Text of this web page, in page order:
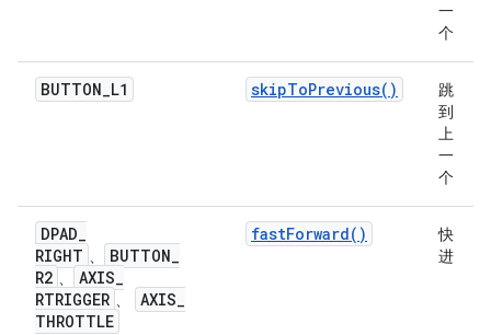
一
个
BUTTON_L1 skipToPrevious()
跳
到
上
一
个
DPAD_
RIGHT 、 BUTTON_
R2 、 AXIS_
RTRIGGER 、 AXIS_
THROTTLE
fastForward()
快
进